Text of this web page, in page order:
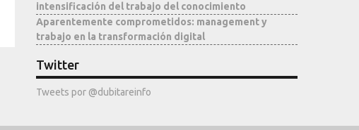
intensificación del trabajo del conocimiento
Aparentemente comprometidos: management y
trabajo en la transformación digital
Twitter
Tweets por @dubitareinfo